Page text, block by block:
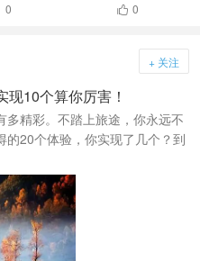
0  0
+ 关注
10个算你厉害！
精彩。不踏上旅途，你永远不
20个体验，你实现了几个？到